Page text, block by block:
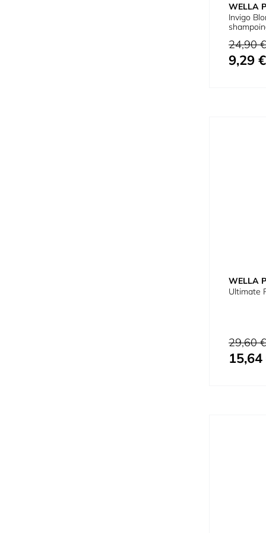
WELLA
Invigo
Prix normal
24,90 €
Prix spécial
9,29 €
WELLA
Ultimate
Prix normal
29,60 €
Prix spécial
15,64